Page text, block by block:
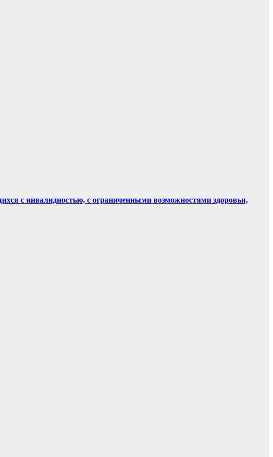
с инвалидностью, с ограниченными возможностями здоровья,